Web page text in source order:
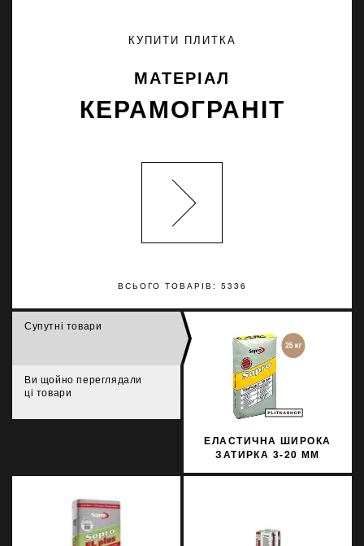
ВСЬОГО ТОВАРІВ: 5336
КУПИТИ ПЛИТКА
МАТЕРІАЛ
КЕРАМОГРАНІТ
Супутні товари
Ви щойно переглядали
ці товари
ЕЛАСТИЧНА ШИРОКА
ЗАТИРКА 3-20 ММ